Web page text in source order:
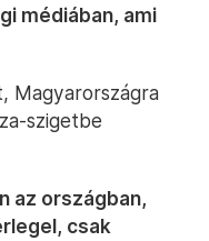
médiában, ami
Magyarországra
szigetbe
az országban,
csak